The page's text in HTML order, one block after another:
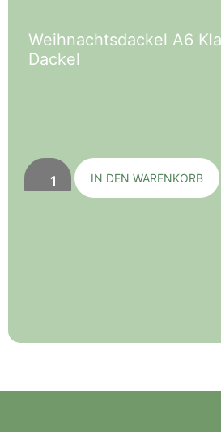
Weihnachtsdackel A6
Dackel
IN DEN WARENKORB